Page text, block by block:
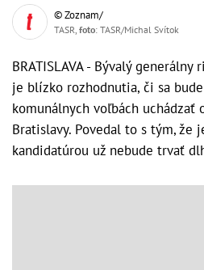
© Zoznam/
TASR, foto: TASR/Michal Svítok
BRATISLAVA - Bývalý generálny
je blízko rozhodnutia, či sa
komunálnych voľbách uchádzať
Bratislavy. Povedal to s tým, že
kandidatúrou už nebude trvať